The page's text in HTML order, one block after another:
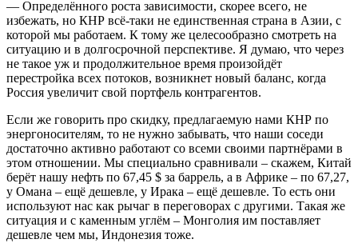
— Определённого роста зависимости, скорее всего, не
избежать, но КНР всё-таки не единственная страна в Азии, с
которой мы работаем. К тому же целесообразно смотреть на
ситуацию и в долгосрочной перспективе. Я думаю, что через
не такое уж и продолжительное время произойдёт
перестройка всех потоков, возникнет новый баланс, когда
Россия увеличит свой портфель контрагентов.
Если же говорить про скидку, предлагаемую нами КНР по
энергоносителям, то не нужно забывать, что наши соседи
достаточно активно работают со всеми своими партнёрами в
этом отношении. Мы специально сравнивали – скажем, Китай
берёт нашу нефть по 67,45 $ за баррель, а в Африке – по 67,27,
у Омана – ещё дешевле, у Ирака – ещё дешевле. То есть они
используют нас как рычаг в переговорах с другими. Такая же
ситуация и с каменным углём – Монголия им поставляет
дешевле чем мы, Индонезия тоже.